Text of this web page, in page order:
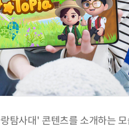
탐사대' 콘텐츠를 소개하는 모